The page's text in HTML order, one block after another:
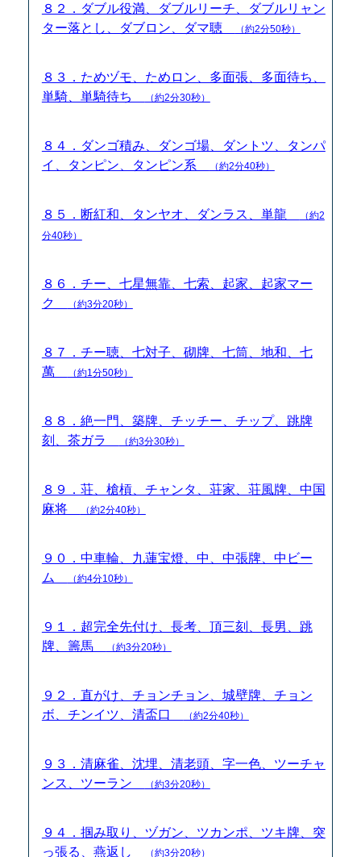
８２．ダブル役満、ダブルリーチ、ダブルリャン
ター落とし、ダブロン、ダマ聴
（約2分50秒）
８３．ためヅモ、ためロン、多面張、多面待ち、
単騎、単騎待ち
（約2分30秒）
８４．ダンゴ積み、ダンゴ場、ダントツ、タンパ
イ、タンピン、タンピン系
（約2分40秒）
８５．断紅和、タンヤオ、ダンラス、単龍
（約2
分40秒）
８６．チー、七星無靠、七索、起家、起家マー
ク
（約3分20秒）
８７．チー聴、七対子、砌牌、七筒、地和、七
萬
（約1分50秒）
８８．絶一門、築牌、チッチー、チップ、跳牌
刻、茶ガラ
（約3分30秒）
８９．荘、槍槓、チャンタ、荘家、荘風牌、中国
麻将
（約2分40秒）
９０．中車輪、九蓮宝燈、中、中張牌、中ビー
ム
（約4分10秒）
９１．超完全先付け、長考、頂三刻、長男、跳
牌、籌馬
（約3分20秒）
９２．直がけ、チョンチョン、城壁牌、チョン
ボ、チンイツ、清盃口
（約2分40秒）
９３．清麻雀、沈埋、清老頭、字一色、ツーチャ
ンス、ツーラン
（約3分20秒）
９４．掴み取り、ヅガン、ツカンポ、ツキ牌、突
っ張る、燕返し
（約3分20秒）